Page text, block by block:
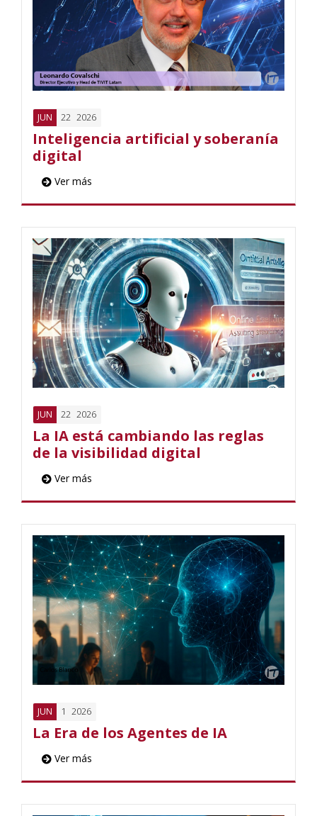
JUN 22 2026
Inteligencia artificial y soberanía
digital
Ver más
JUN 22 2026
La IA está cambiando las reglas
de la visibilidad digital
Ver más
JUN 1 2026
La Era de los Agentes de IA
Ver más